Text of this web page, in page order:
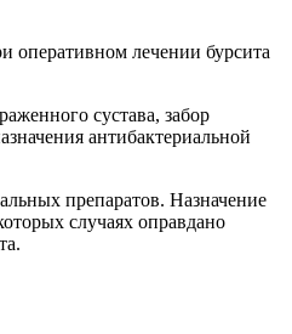
оперативном лечении бурсита
сустава, забор
антибактериальной
препаратов. Назначение
случаях оправдано